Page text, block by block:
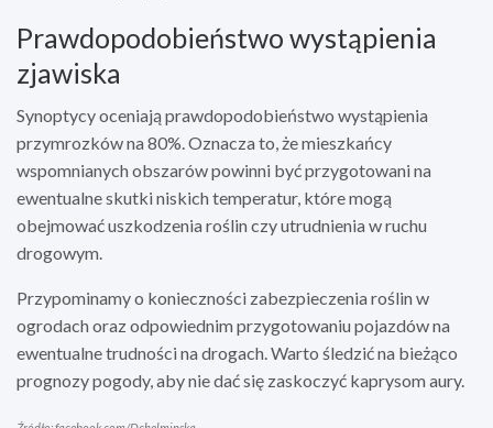
Prawdopodobieństwo wystąpienia
zjawiska
Synoptycy oceniają prawdopodobieństwo wystąpienia
przymrozków na 80%. Oznacza to, że mieszkańcy
wspomnianych obszarów powinni być przygotowani na
ewentualne skutki niskich temperatur, które mogą
obejmować uszkodzenia roślin czy utrudnienia w ruchu
drogowym.
Przypominamy o konieczności zabezpieczenia roślin w
ogrodach oraz odpowiednim przygotowaniu pojazdów na
ewentualne trudności na drogach. Warto śledzić na bieżąco
prognozy pogody, aby nie dać się zaskoczyć kaprysom aury.